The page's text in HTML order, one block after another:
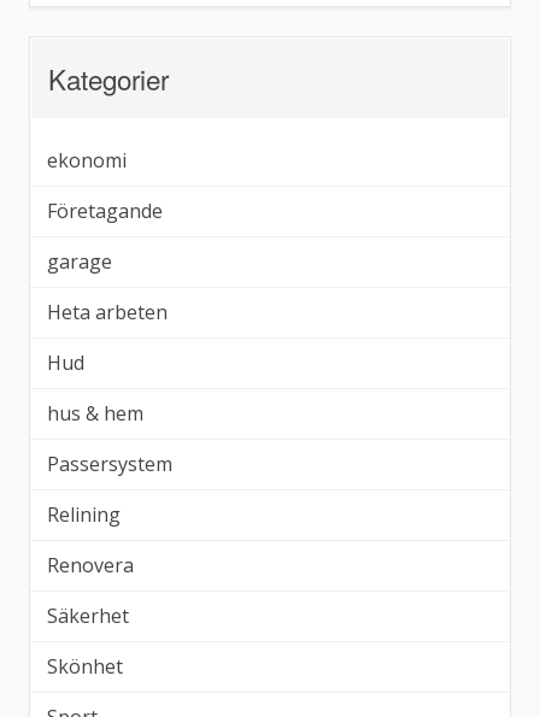
Kategorier
ekonomi
Företagande
garage
Heta arbeten
Hud
hus & hem
Passersystem
Relining
Renovera
Säkerhet
Skönhet